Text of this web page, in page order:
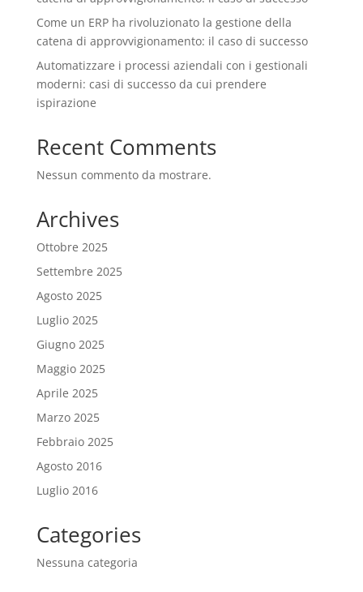
Come un ERP ha rivoluzionato la gestione della
catena di approvvigionamento: il caso di successo
Automatizzare i processi aziendali con i gestionali
moderni: casi di successo da cui prendere
ispirazione
Recent Comments
Nessun commento da mostrare.
Archives
Ottobre 2025
Settembre 2025
Agosto 2025
Luglio 2025
Giugno 2025
Maggio 2025
Aprile 2025
Marzo 2025
Febbraio 2025
Agosto 2016
Luglio 2016
Categories
Nessuna categoria